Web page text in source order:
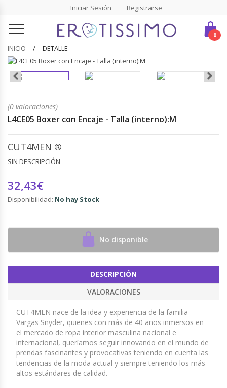
Iniciar Sesión Registrarse
0
INICIO DETALLE
(0 valoraciones)
L4CE05 Boxer con Encaje - Talla (interno):M
CUT4MEN ®
SIN DESCRIPCIÓN
32,43€
Disponibilidad: No hay Stock
No disponible
DESCRIPCIÓN
VALORACIONES
CUT4MEN nace de la idea y experiencia de la familia
Vargas Snyder, quienes con más de 40 años inmersos en
el mercado de ropa interior masculina nacional e
internacional, queríamos seguir innovando en el mundo de
prendas fascinantes y provocativas teniendo en cuenta las
tendencias de la moda actual y siempre teniendo los más
altos estándares de calidad.